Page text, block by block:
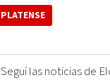
PLATENSE
Seguí las noticias de